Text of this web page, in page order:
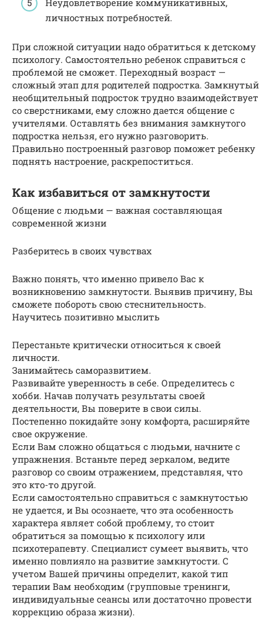
Неудовлетворение коммуникативных,
личностных потребностей.
При сложной ситуации надо обратиться к детскому
психологу. Самостоятельно ребенок справиться с
проблемой не сможет. Переходный возраст —
сложный этап для родителей подростка. Замкнутый
необщительный подросток трудно взаимодействует
со сверстниками, ему сложно дается общение с
учителями. Оставлять без внимания замкнутого
подростка нельзя, его нужно разговорить.
Правильно построенный разговор поможет ребенку
поднять настроение, раскрепоститься.
Как избавиться от замкнутости
Общение с людьми — важная составляющая
современной жизни
Разберитесь в своих чувствах
Важно понять, что именно привело Вас к
возникновению замкнутости. Выявив причину, Вы
сможете побороть свою стеснительность.
Научитесь позитивно мыслить
Перестаньте критически относиться к своей
личности.
Занимайтесь саморазвитием.
Развивайте уверенность в себе. Определитесь с
хобби. Начав получать результаты своей
деятельности, Вы поверите в свои силы.
Постепенно покидайте зону комфорта, расширяйте
свое окружение.
Если Вам сложно общаться с людьми, начните с
упражнения. Встаньте перед зеркалом, ведите
разговор со своим отражением, представляя, что
это кто-то другой.
Если самостоятельно справиться с замкнутостью
не удается, и Вы осознаете, что эта особенность
характера являет собой проблему, то стоит
обратиться за помощью к психологу или
психотерапевту. Специалист сумеет выявить, что
именно повлияло на развитие замкнутости. С
учетом Вашей причины определит, какой тип
терапии Вам необходим (групповые тренинги,
индивидуальные сеансы или достаточно провести
коррекцию образа жизни).